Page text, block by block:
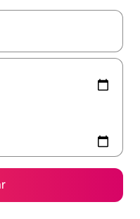
navega con las